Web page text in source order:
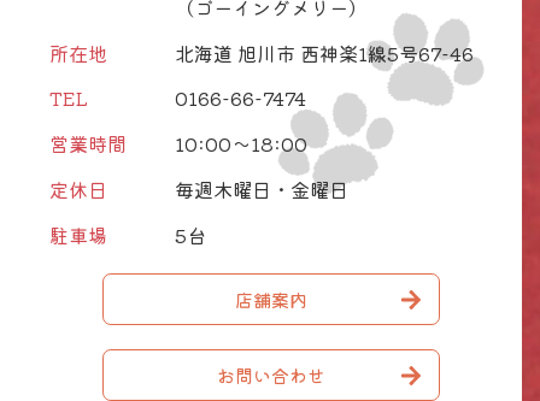
（ゴーイングメリー）
所在地
北海道 旭川市 西神楽1線5号67-46
TEL
0166-66-7474
営業時間
10:00～18:00
定休日
毎週木曜日・金曜日
駐車場
5台
店舗案内
お問い合わせ